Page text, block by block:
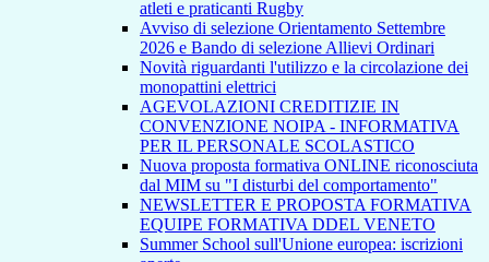
atleti e praticanti Rugby
Avviso di selezione Orientamento Settembre
2026 e Bando di selezione Allievi Ordinari
Novità riguardanti l'utilizzo e la circolazione dei
monopattini elettrici
AGEVOLAZIONI CREDITIZIE IN
CONVENZIONE NOIPA - INFORMATIVA
PER IL PERSONALE SCOLASTICO
Nuova proposta formativa ONLINE riconosciuta
dal MIM su "I disturbi del comportamento"
NEWSLETTER E PROPOSTA FORMATIVA
EQUIPE FORMATIVA DDEL VENETO
Summer School sull'Unione europea: iscrizioni